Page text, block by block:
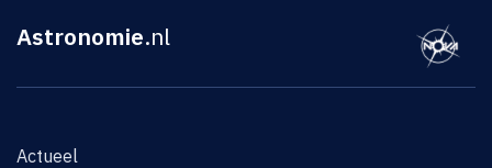
Astronomie.nl
Actueel